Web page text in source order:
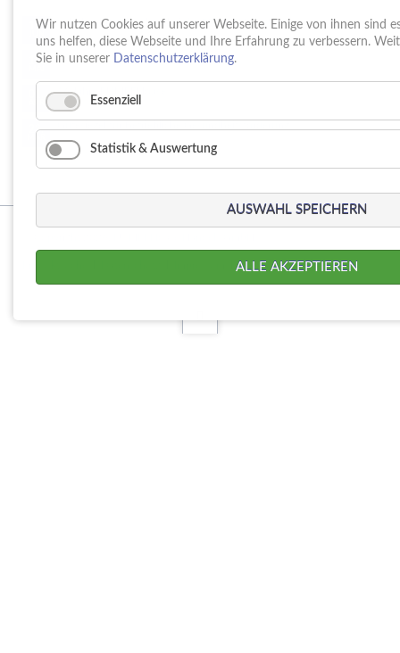
15. Schule trifft Wirtschaft bei der PUMPENoase!
18. Vortrag IT-Sicherheit
16 Jahre PUMPENoase
23.
überspringen
AGB
Wir nutzen Cookies auf unserer Webseite. Einige von ihnen sind
uns helfen, diese Webseite und Ihre Erfahrung zu verbessern.
Sie in unserer Datenschutzerklärung.
Essenziell
Statistik & Auswertung
AUSWAHL SPEICHERN
ALLE AKZEPTIEREN